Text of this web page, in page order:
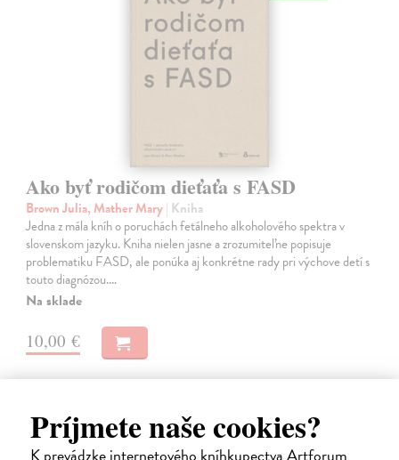
Príjmete naše cookies?
Ako byť rodičom dieťaťa s FASD
Brown Julia, Mather Mary| Kniha
Jedna z mála kníh o poruchách fetálneho alkoholového spektra v
slovenskom jazyku. Kniha nielen jasne a zrozumiteľne popisuje
problematiku FASD, ale ponúka aj konkrétne rady pri výchove detí s
touto diagnózou.…
Na sklade
10,00 €